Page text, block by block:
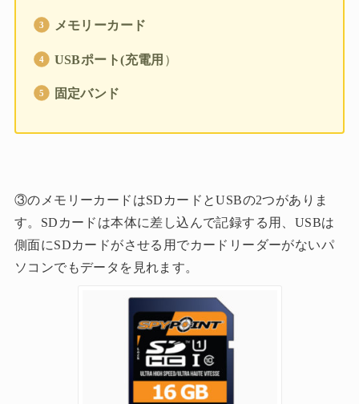
メモリーカード
USBポート(充電用 ）
固定バンド
③のメモリーカードはSDカードとUSBの2つがありま
す。SDカードは本体に差し込んで記録する用、USBは
側面にSDカードがさせる用でカードリーダーがないパ
ソコンでもデータを見れます。